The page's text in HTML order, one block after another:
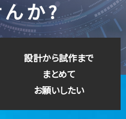
んか?
設計から試作まで
まとめて
お願いしたい